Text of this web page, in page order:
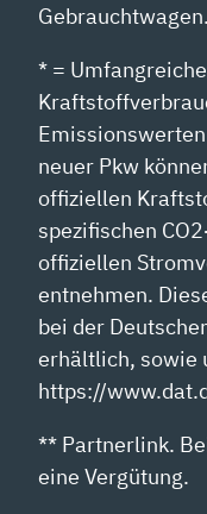
Gebrauchtwagen.
* =
neuer Pkw
offiziellen
spezifischen
offiziellen
entnehmen.
bei der
erhältlich, sowie
https://
** Partnerlink.
eine Vergütung.